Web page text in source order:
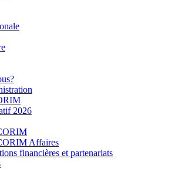
2026
Affaires
financières et partenariats